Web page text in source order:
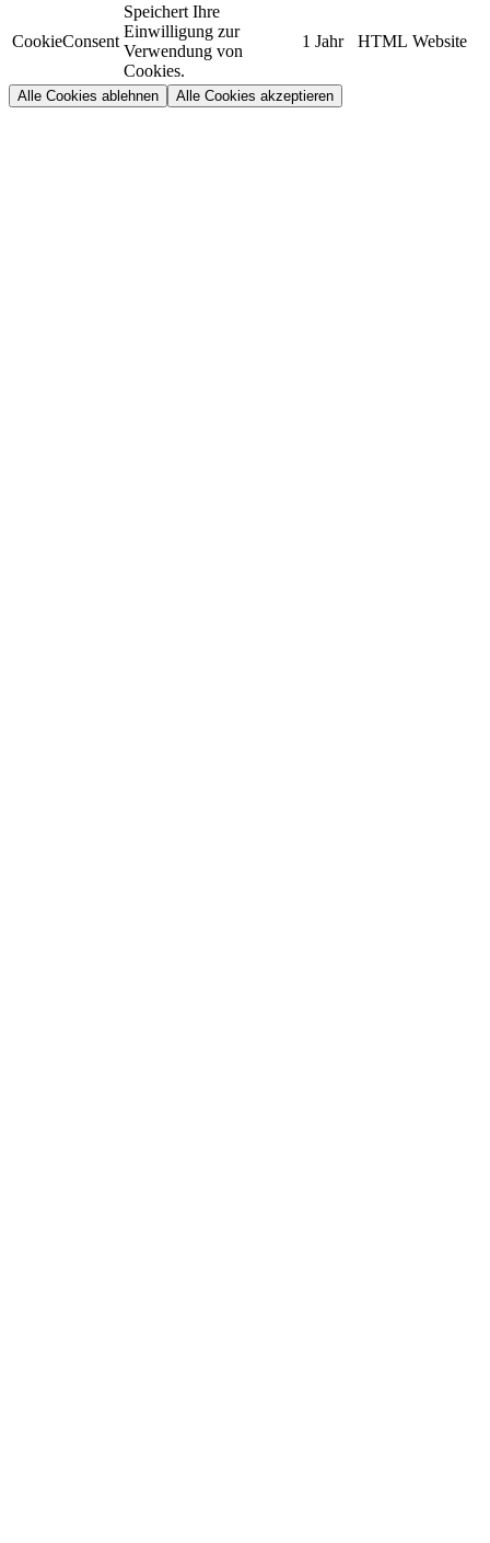
CookieConsent
Speichert Ihre
Einwilligung zur
Verwendung von
Cookies.
1 Jahr HTML Website
Alle Cookies ablehnen Alle Cookies akzeptieren